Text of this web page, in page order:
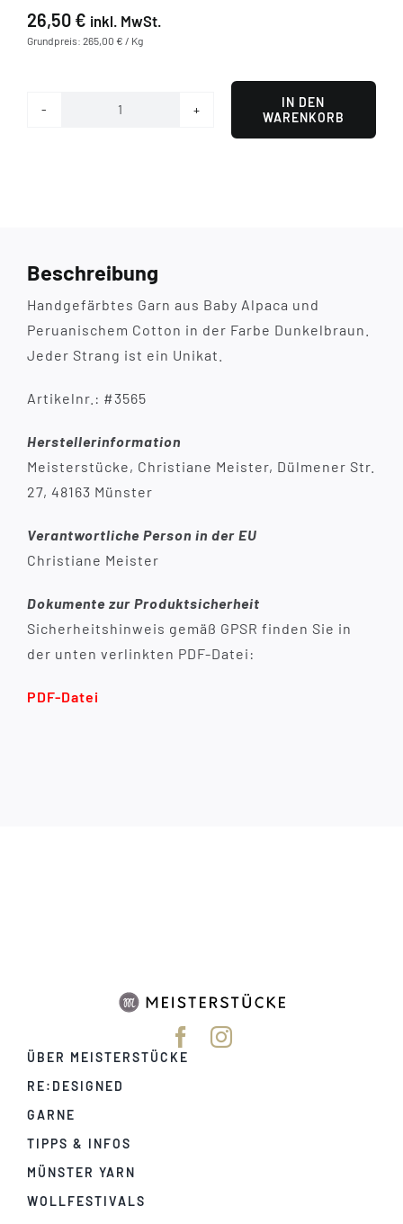
26,50 € inkl. MwSt.
Grundpreis: 265,00 € / Kg
IN DEN
WARENKORB
Beschreibung
Handgefärbtes Garn aus Baby Alpaca und
Peruanischem Cotton in der Farbe Dunkelbraun.
Jeder Strang ist ein Unikat.
Artikelnr.: #3565
Herstellerinformation
Meisterstücke, Christiane Meister, Dülmener Str.
27, 48163 Münster
Verantwortliche Person in der EU
Christiane Meister
Dokumente zur Produktsicherheit
Sicherheitshinweis gemäß GPSR finden Sie in
der unten verlinkten PDF-Datei:
PDF-Datei
ÜBER MEISTERSTÜCKE
RE:DESIGNED
GARNE
TIPPS & INFOS
MÜNSTER YARN
WOLLFESTIVALS